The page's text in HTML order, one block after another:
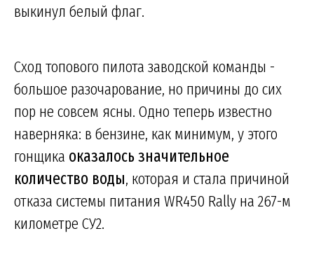
выкинул белый флаг.
Сход топового пилота заводской команды -
большое разочарование, но причины до сих
пор не совсем ясны. Одно теперь известно
наверняка: в бензине, как минимум, у этого
гонщика оказалось значительное
количество воды, которая и стала причиной
отказа системы питания WR450 Rally на 267-м
километре СУ2.